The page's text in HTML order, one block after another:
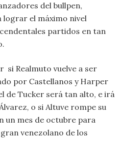
del bullpen,
el máximo nivel
partidos en tan
si Realmuto vuelve a ser
por Castellanos y Harper
de Tucker será tan alto, e irá
o si Altuve rompe su
un mes de octubre para
venezolano de los